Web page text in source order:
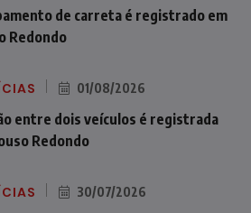
de carreta é registrado em
Redondo
01/08/2026
entre dois veículos é registrada
Redondo
30/07/2026